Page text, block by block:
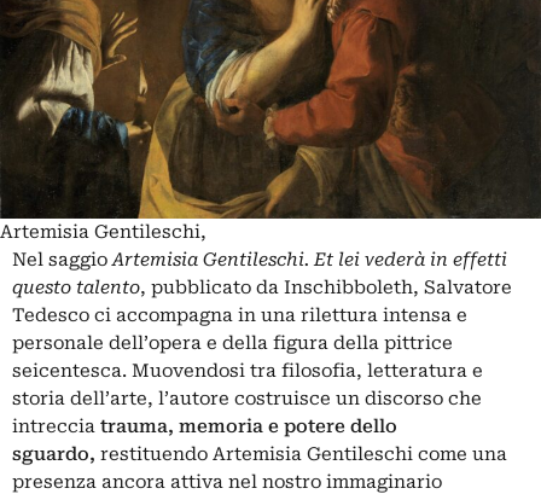
Artemisia Gentileschi,
Nel saggioArtemisia Gentileschi. Et lei vederà in effetti
questo talento, pubblicato da Inschibboleth, Salvatore
Tedesco ci accompagna in una rilettura intensa e
personale dell’opera e della figura della pittrice
seicentesca. Muovendosi tra filosofia, letteratura e
storia dell’arte, l’autore costruisce un discorso che
intreccia trauma, memoria e potere dello
sguardo, restituendo Artemisia Gentileschi come una
presenza ancora attiva nel nostro immaginario